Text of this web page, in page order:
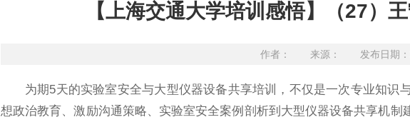
【上海交通大学培训感悟】（27）
作者： 来源： 发布日期：
为期5天的实验室安全与大型仪器设备共享培训，不仅是一次专业知
想政治教育、激励沟通策略、实验室安全案例剖析到大型仪器设备共享机